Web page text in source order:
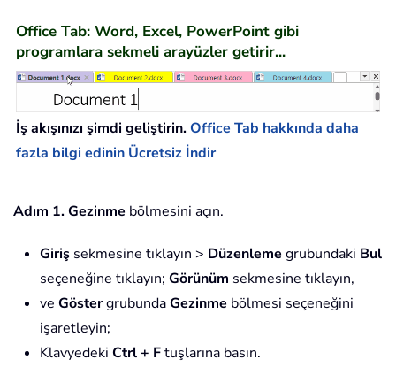
Office Tab: Word, Excel, PowerPoint gibi
programlara sekmeli arayüzler getirir...
İş akışınızı şimdi geliştirin.Office Tab hakkında daha
fazla bilgi edinin Ücretsiz İndir
Adım 1.Gezinme bölmesini açın.
Giriş sekmesine tıklayın > Düzenleme grubundaki Bul
seçeneğine tıklayın; Görünüm sekmesine tıklayın,
ve GöstergrubundaGezinme bölmesi seçeneğini
işaretleyin;
Klavyedeki Ctrl + Ftuşlarına basın.